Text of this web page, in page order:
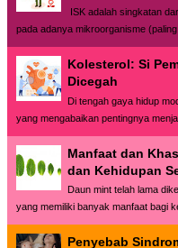
ISK adalah singkatan
pada adanya mikroorganisme
Kolesterol: Si
Dicegah
Di tengah gaya hidup
yang mengabaikan pentingnya
Manfaat dan
dan Kehidupan
Daun mint telah lama
yang memiliki banyak manfaat bagi
Penyebab